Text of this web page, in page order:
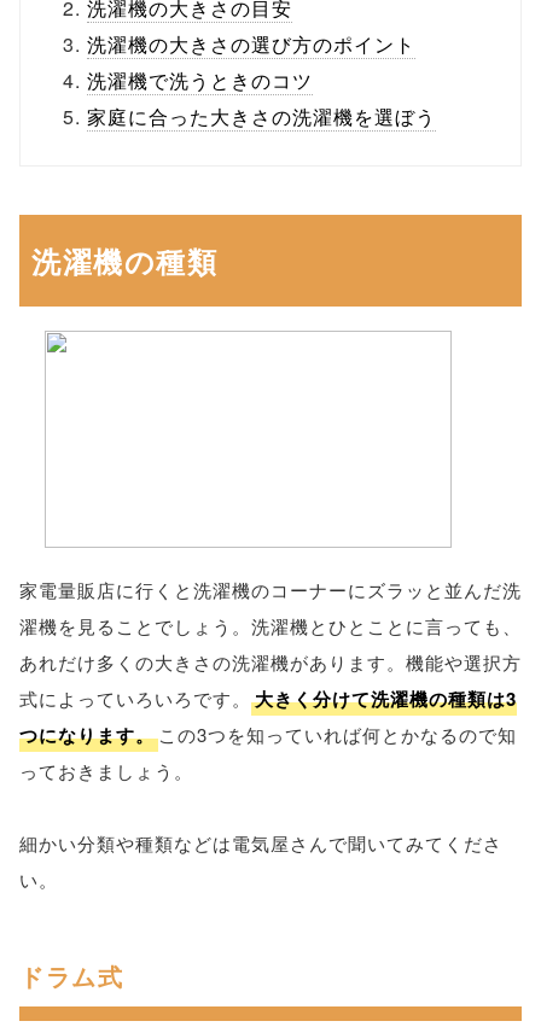
洗濯機の大きさの目安
洗濯機の大きさの選び方のポイント
洗濯機で洗うときのコツ
家庭に合った大きさの洗濯機を選ぼう
洗濯機の種類
家電量販店に行くと洗濯機のコーナーにズラッと並んだ洗
濯機を見ることでしょう。洗濯機とひとことに言っても、
あれだけ多くの大きさの洗濯機があります。機能や選択方
式によっていろいろです。
大きく分けて洗濯機の種類は3
つになります。 この3つを知っていれば何とかなるので知
っておきましょう。
細かい分類や種類などは電気屋さんで聞いてみてくださ
い。
ドラム式